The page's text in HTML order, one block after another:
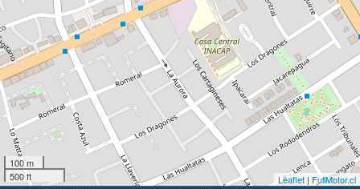
100 m
500 ft
Leaflet | FullMotor.cl